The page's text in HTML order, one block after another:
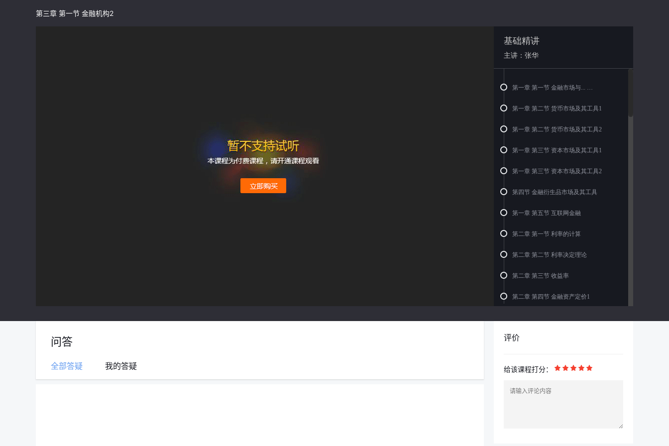
第三章 第一节 金融机构2
基础精讲
主讲：张华
第一章 第一节 金融市场与...
第一章 第二节 货币市场及其工具1
第一章 第二节 货币市场及其工具2
第一章 第三节 资本市场及其工具1
第一章 第三节 资本市场及其工具2
第四节 金融衍生品市场及其工具
第一章 第五节 互联网金融
第二章 第一节 利率的计算
第二章 第二节 利率决定理论
第二章 第三节 收益率
第二章 第四节 金融资产定价1
第二章 第五节 我国的利率市场化
问答
全部答疑 我的答疑
评价
给该课程打分：